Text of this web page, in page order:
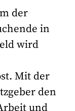
der
in
wird
Mit der
den
und